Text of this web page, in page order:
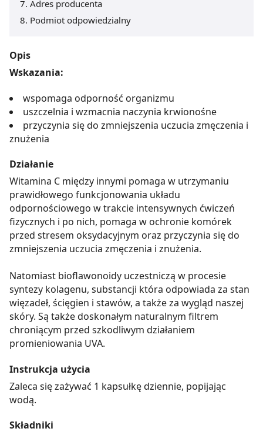
Adres producenta
Podmiot odpowiedzialny
Opis
Wskazania:
wspomaga odporność organizmu
uszczelnia i wzmacnia naczynia krwionośne
przyczynia się do zmniejszenia uczucia zmęczenia i
znużenia
Działanie
Witamina C między innymi pomaga w utrzymaniu
prawidłowego funkcjonowania układu
odpornościowego w trakcie intensywnych ćwiczeń
fizycznych i po nich, pomaga w ochronie komórek
przed stresem oksydacyjnym oraz przyczynia się do
zmniejszenia uczucia zmęczenia i znużenia.
Natomiast bioflawonoidy uczestniczą w procesie
syntezy kolagenu, substancji która odpowiada za stan
więzadeł, ścięgien i stawów, a także za wygląd naszej
skóry. Są także doskonałym naturalnym filtrem
chroniącym przed szkodliwym działaniem
promieniowania UVA.
Instrukcja użycia
Zaleca się zażywać 1 kapsułkę dziennie, popijając
wodą.
Składniki